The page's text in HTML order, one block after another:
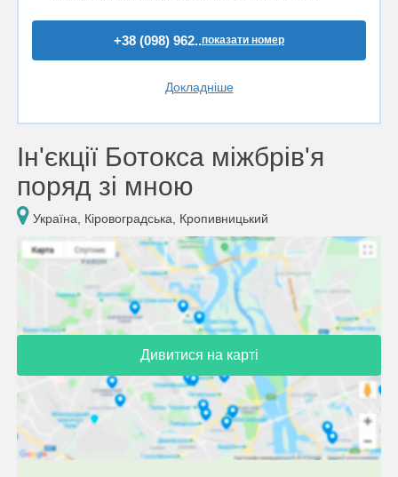
+38 (098) 962..показати номер
Докладніше
Ін'єкції Ботокса міжбрів'я
поряд зі мною
Україна, Кіровоградська, Кропивницький
Дивитися на карті